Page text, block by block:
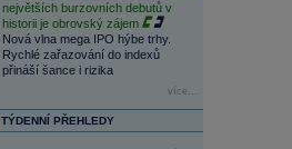
největších burzovních debutů v
historii je obrovský zájem
Nová vlna mega IPO hýbe trhy.
Rychlé zařazování do indexů
přináší šance i rizika
více...
TÝDENNÍ PŘEHLEDY